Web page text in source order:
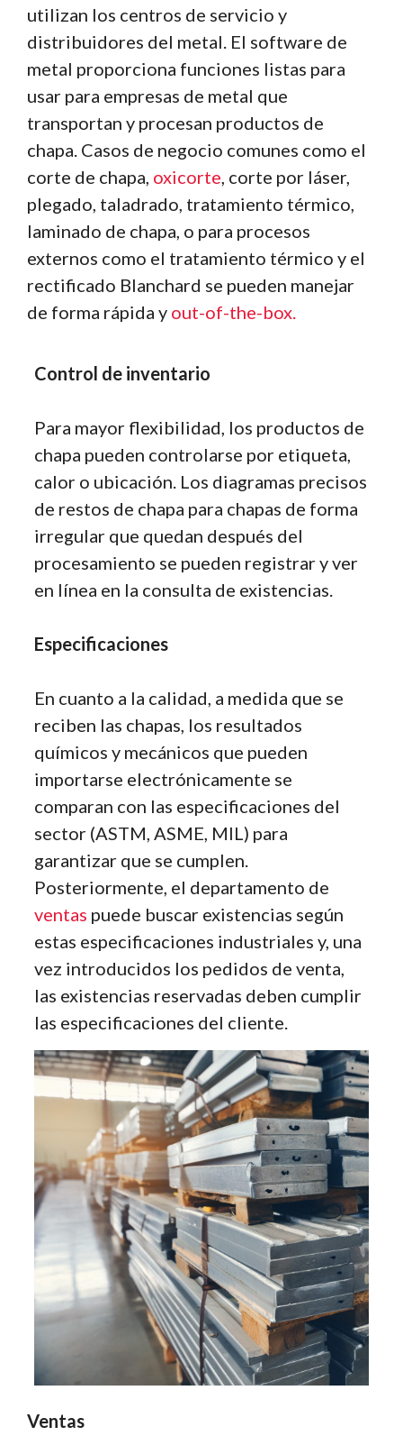
utilizan los centros de servicio y
distribuidores del metal. El software de
metal proporciona funciones listas para
usar para empresas de metal que
transportan y procesan productos de
chapa. Casos de negocio comunes como el
corte de chapa, oxicorte, corte por láser,
plegado, taladrado, tratamiento térmico,
laminado de chapa, o para procesos
externos como el tratamiento térmico y el
rectificado Blanchard se pueden manejar
de forma rápida y out-of-the-box.
Control de inventario
Para mayor flexibilidad, los productos de
chapa pueden controlarse por etiqueta,
calor o ubicación. Los diagramas precisos
de restos de chapa para chapas de forma
irregular que quedan después del
procesamiento se pueden registrar y ver
en línea en la consulta de existencias.
Especificaciones
En cuanto a la calidad, a medida que se
reciben las chapas, los resultados
químicos y mecánicos que pueden
importarse electrónicamente se
comparan con las especificaciones del
sector (ASTM, ASME, MIL) para
garantizar que se cumplen.
Posteriormente, el departamento de
ventas puede buscar existencias según
estas especificaciones industriales y, una
vez introducidos los pedidos de venta,
las existencias reservadas deben cumplir
las especificaciones del cliente.
Ventas